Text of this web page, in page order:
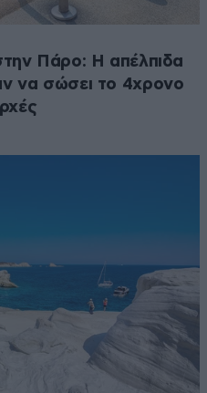
Πάρο: Η απέλπιδα
να σώσει το 4χρονο